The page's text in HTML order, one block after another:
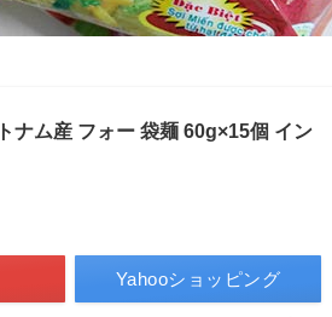
ナム産 フォー 袋麺 60g×15個 イン
Yahooショッピング